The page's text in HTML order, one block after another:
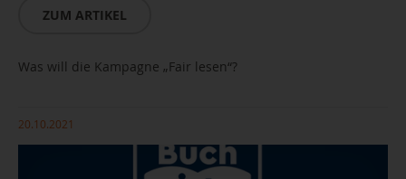
ZUM ARTIKEL
Was will die Kampagne „Fair lesen“?
20.10.2021